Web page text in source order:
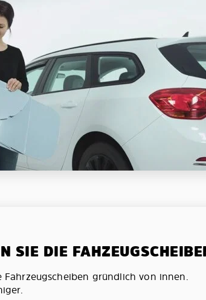
SIE DIE
Fahrzeugscheiben gründlich von innen.